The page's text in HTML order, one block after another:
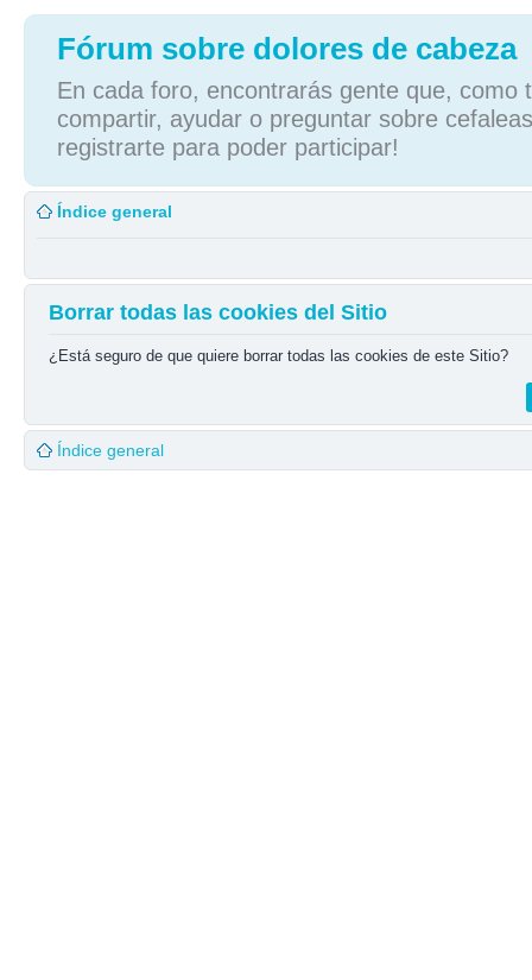
Fórum sobre dolores de cabeza
En cada foro, encontrarás gente que, como
compartir, ayudar o preguntar sobre
registrarte para poder participar!
Índice general
Borrar todas las cookies del Sitio
¿Está seguro de que quiere borrar todas las cookies de este Sitio?
Índice general